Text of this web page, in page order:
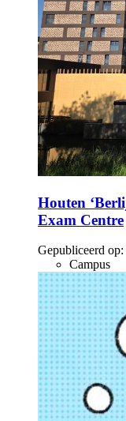
Houten
Exam Centre
Gepubliceerd op:
Campus